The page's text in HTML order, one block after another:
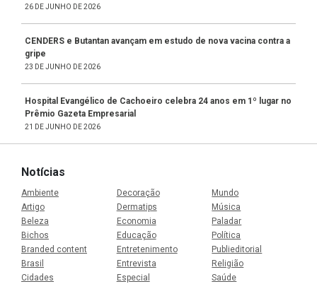
26 DE JUNHO DE 2026
CENDERS e Butantan avançam em estudo de nova vacina contra a
gripe
23 DE JUNHO DE 2026
Hospital Evangélico de Cachoeiro celebra 24 anos em 1º lugar no
Prêmio Gazeta Empresarial
21 DE JUNHO DE 2026
Notícias
Ambiente
Artigo
Beleza
Bichos
Branded content
Brasil
Cidades
Decoração
Dermatips
Economia
Educação
Entretenimento
Entrevista
Especial
Mundo
Música
Paladar
Política
Publieditorial
Religião
Saúde